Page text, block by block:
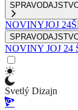
NOVINYJOJ 24
NOVINY JOJ 24
Svetlý Dizajn